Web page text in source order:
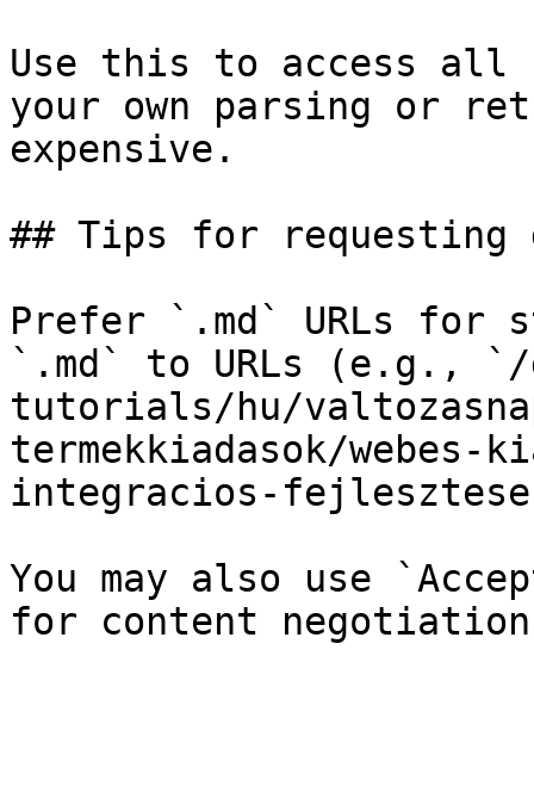
Use this to access all
your own parsing or
expensive.
## Tips for requesting
Prefer `.md` URLs for
`.md` to URLs (e.g., `/
tutorials/hu/
termekkiadasok/webes-
integracios-
You may also use